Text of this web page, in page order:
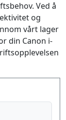
Ved å
og
vårt lager
din Canon i-